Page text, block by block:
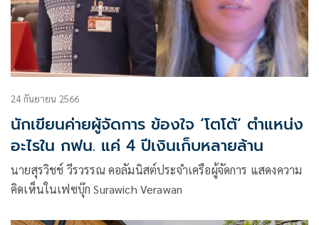
24 กันยายน 2566
นักเขียนค่ายผู้จัดการ ข้องใจ ‘โตโต้’ ตำแหน่ง
อะไรใน กฟน. แค่ 4 ปีเงินเก็บหลายล้าน
นายสุรวิชช์ วีรวรรณ คอลัมนิสต์ประจำเครือผู้จัดการ แสดงความ
คิดเห็นในเฟซบุ๊ก Surawich Verawan